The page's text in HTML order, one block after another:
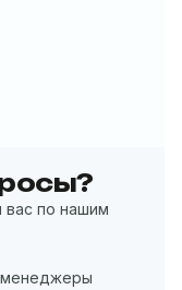
по нашим
менеджеры